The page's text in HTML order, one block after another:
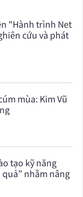
"Hành trình Net
cứu và phát
mùa: Kim Vũ
tạo kỹ năng
nhằm nâng